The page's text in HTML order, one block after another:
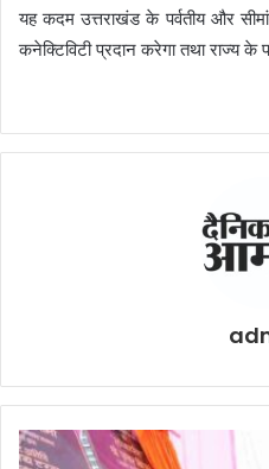
यह कदम उत्तराखंड के पर्वतीय और
कनेक्टिविटी प्रदान करेगा तथा राज्य के